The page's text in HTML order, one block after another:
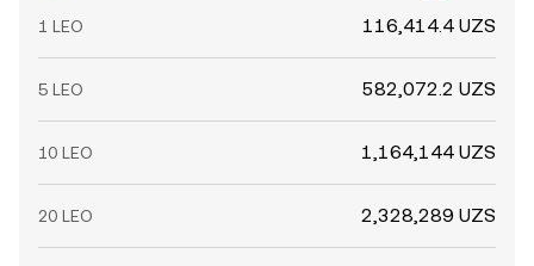
1 LEO 116,414.4 UZS
5 LEO 582,072.2 UZS
10 LEO 1,164,144 UZS
20 LEO 2,328,289 UZS